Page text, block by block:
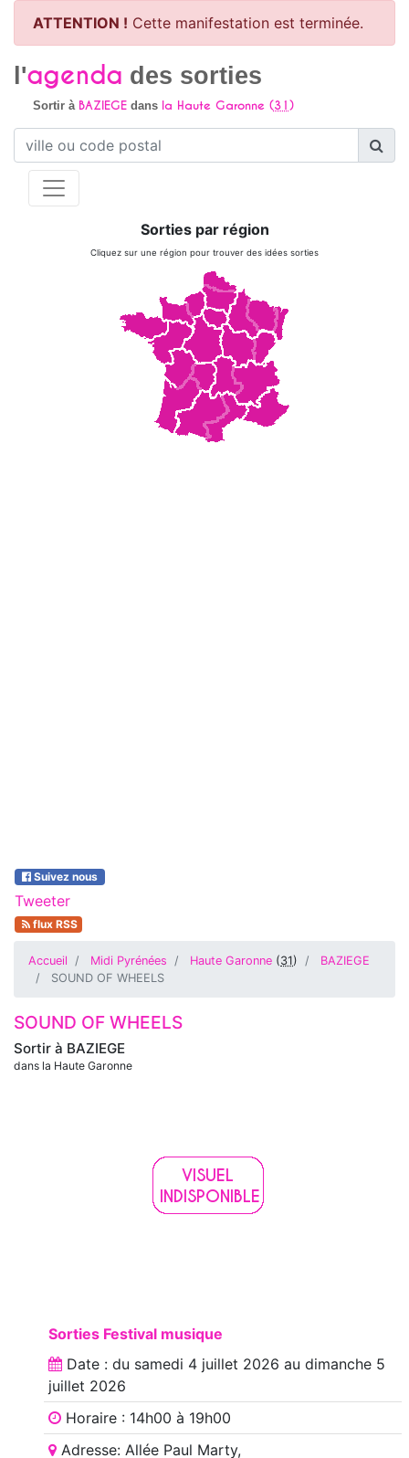
ATTENTION ! Cette manifestation est terminée.
l'agenda des sorties
Sortir à BAZIEGEdans la Haute Garonne (31)
Sorties par région
Cliquez sur une région pour trouver des idées sorties
Suivez nous
Tweeter
flux RSS
Accueil Midi Pyrénées Haute Garonne (31)
BAZIEGE
SOUND OF WHEELS
Sortir à BAZIEGE
dans la Haute Garonne
SOUND OF WHEELS
Sorties Festival musique
Date : du samedi 4 juillet 2026 au dimanche 5
juillet 2026
Horaire : 14h00 à 19h00
Adresse: Allée Paul Marty,